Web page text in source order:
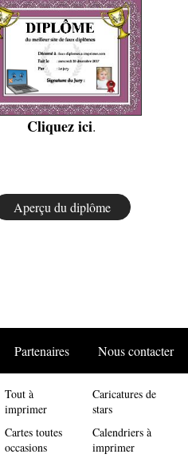
Cliquez ici.
Partenaires Nous contacter
Tout à
imprimer
Cartes toutes
occasions
Caricatures de
stars
Calendriers à
imprimer